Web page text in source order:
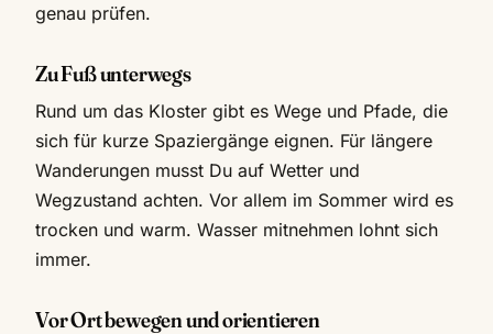
genau prüfen.
Zu Fuß unterwegs
Rund um das Kloster gibt es Wege und Pfade, die
sich für kurze Spaziergänge eignen. Für längere
Wanderungen musst Du auf Wetter und
Wegzustand achten. Vor allem im Sommer wird es
trocken und warm. Wasser mitnehmen lohnt sich
immer.
Vor Ort bewegen und orientieren